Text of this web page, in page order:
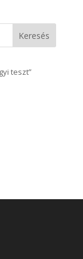
Keresés
teszt”